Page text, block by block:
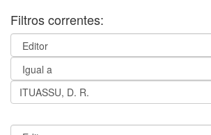
Filtros correntes: